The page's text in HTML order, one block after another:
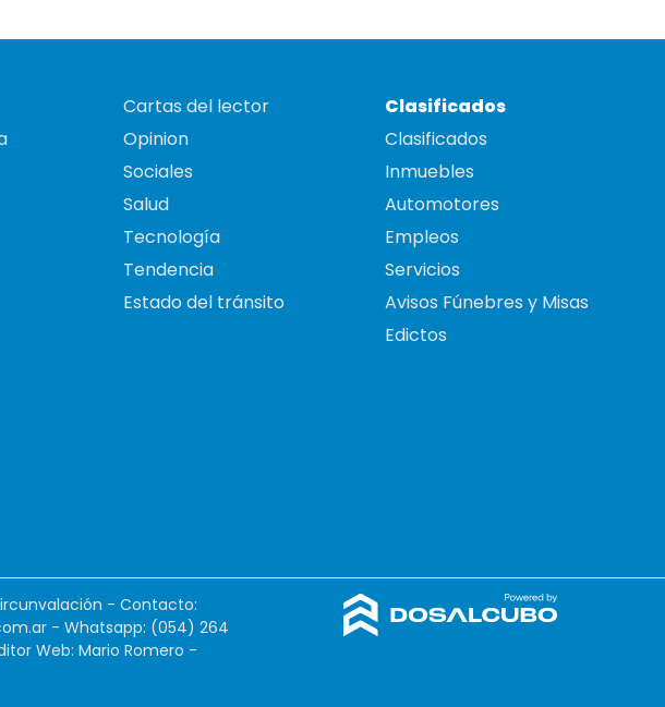
Cartas del lector
Opinion
Sociales
Salud
Tecnología
Tendencia
Estado del tránsito
Clasificados
Clasificados
Inmuebles
Automotores
Empleos
Servicios
Avisos Fúnebres y Misas
Edictos
- Contacto:
- Whatsapp: (054) 264
Web: Mario Romero -